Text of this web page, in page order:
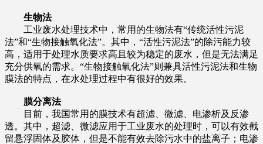
生物法
工业废水处理技术中，常用的生物法有“传统活性污泥
法”和“生物接触氧化法”。其中，“活性污泥法”的除污能力较
高，适用于处理水质要求高且较为稳定的废水，但是无法满足
充分供氧的需求。“生物接触氧化法”则兼具活性污泥法和生物
膜法的特点，在水处理过程中有很好的效果。
膜分离法
目前，我国常用的膜技术有超滤、微滤、电渗析及反渗
透。其中，超滤、微滤应用于工业废水的处理时，可以有效截
留悬浮固体及胶体，但是不能有效去除污水中的盐离子；电渗